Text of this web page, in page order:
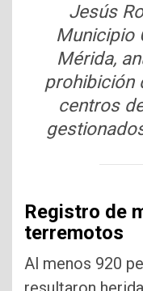
Jesús
Municipio
Mérida,
prohibición
centros
Registro de
terremotos
Al menos 920